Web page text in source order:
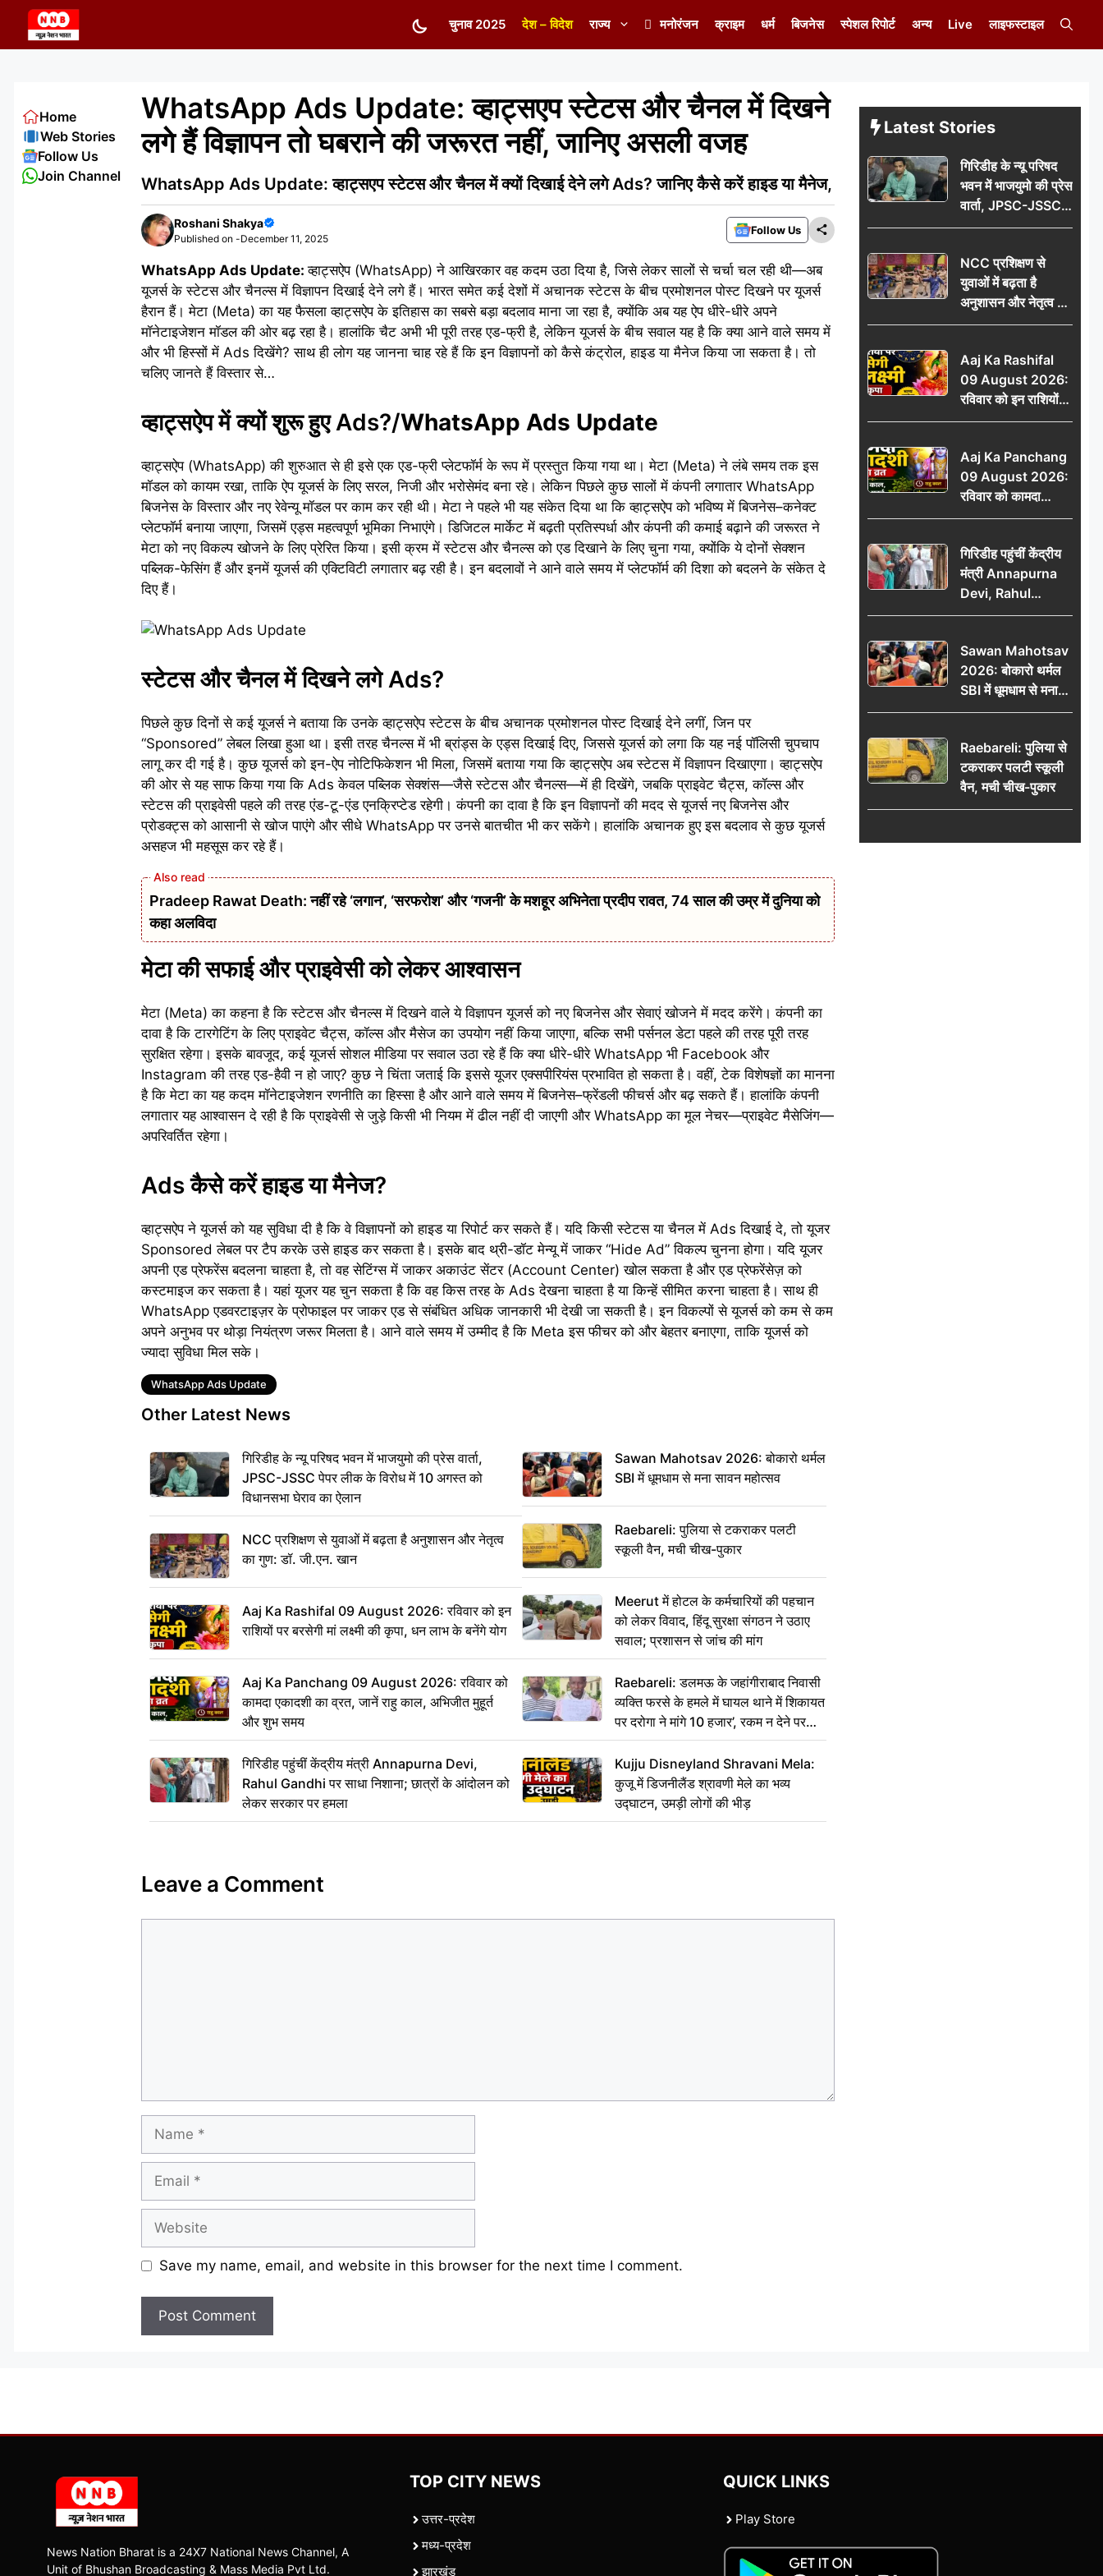
content
चुनाव 2025 देश – विदेश राज्य मनोरंजन क्राइम धर्म बिजनेस स्पेशल रिपोर्ट अन्य Live लाइफस्टाइल
WhatsApp Ads Update: व्हाट्सएप स्टेटस और चैनल में दिखने
लगे हैं विज्ञापन तो घबराने की जरूरत नहीं, जानिए असली वजह
WhatsApp Ads Update: व्हाट्सएप स्टेटस और चैनल में क्यों दिखाई देने लगे Ads? जानिए कैसे करें हाइड या मैनेज,
Roshani Shakya
Published on -December 11, 2025
Follow Us
WhatsApp Ads Update:व्हाट्सऐप (WhatsApp) ने आखिरकार वह कदम उठा दिया है, जिसे लेकर सालों से चर्चा चल रही थी—अब
यूजर्स के स्टेटस और चैनल्स में विज्ञापन दिखाई देने लगे हैं। भारत समेत कई देशों में अचानक स्टेटस के बीच प्रमोशनल पोस्ट दिखने पर यूजर्स
हैरान हैं। मेटा (Meta) का यह फैसला व्हाट्सऐप के इतिहास का सबसे बड़ा बदलाव माना जा रहा है, क्योंकि अब यह ऐप धीरे-धीरे अपने
मॉनेटाइजेशन मॉडल की ओर बढ़ रहा है। हालांकि चैट अभी भी पूरी तरह एड-फ्री है, लेकिन यूजर्स के बीच सवाल यह है कि क्या आने वाले समय में
और भी हिस्सों में Ads दिखेंगे? साथ ही लोग यह जानना चाह रहे हैं कि इन विज्ञापनों को कैसे कंट्रोल, हाइड या मैनेज किया जा सकता है। तो
चलिए जानते हैं विस्तार से…
व्हाट्सऐप में क्यों शुरू हुए Ads?/WhatsApp Ads Update
व्हाट्सऐप (WhatsApp) की शुरुआत से ही इसे एक एड-फ्री प्लेटफॉर्म के रूप में प्रस्तुत किया गया था। मेटा (Meta) ने लंबे समय तक इस
मॉडल को कायम रखा, ताकि ऐप यूजर्स के लिए सरल, निजी और भरोसेमंद बना रहे। लेकिन पिछले कुछ सालों में कंपनी लगातार WhatsApp
बिजनेस के विस्तार और नए रेवेन्यू मॉडल पर काम कर रही थी। मेटा ने पहले भी यह संकेत दिया था कि व्हाट्सऐप को भविष्य में बिजनेस–कनेक्ट
प्लेटफॉर्म बनाया जाएगा, जिसमें एड्स महत्वपूर्ण भूमिका निभाएंगे। डिजिटल मार्केट में बढ़ती प्रतिस्पर्धा और कंपनी की कमाई बढ़ाने की जरूरत ने
मेटा को नए विकल्प खोजने के लिए प्रेरित किया। इसी क्रम में स्टेटस और चैनल्स को एड दिखाने के लिए चुना गया, क्योंकि ये दोनों सेक्शन
पब्लिक-फेसिंग हैं और इनमें यूजर्स की एक्टिविटी लगातार बढ़ रही है। इन बदलावों ने आने वाले समय में प्लेटफॉर्म की दिशा को बदलने के संकेत दे
दिए हैं।
स्टेटस और चैनल में दिखने लगे Ads?
पिछले कुछ दिनों से कई यूजर्स ने बताया कि उनके व्हाट्सऐप स्टेटस के बीच अचानक प्रमोशनल पोस्ट दिखाई देने लगीं, जिन पर
“Sponsored” लेबल लिखा हुआ था। इसी तरह चैनल्स में भी ब्रांड्स के एड्स दिखाई दिए, जिससे यूजर्स को लगा कि यह नई पॉलिसी चुपचाप
लागू कर दी गई है। कुछ यूजर्स को इन-ऐप नोटिफिकेशन भी मिला, जिसमें बताया गया कि व्हाट्सऐप अब स्टेटस में विज्ञापन दिखाएगा। व्हाट्सऐप
की ओर से यह साफ किया गया कि Ads केवल पब्लिक सेक्शंस—जैसे स्टेटस और चैनल्स—में ही दिखेंगे, जबकि प्राइवेट चैट्स, कॉल्स और
स्टेटस की प्राइवेसी पहले की तरह एंड-टू-एंड एनक्रिप्टेड रहेगी। कंपनी का दावा है कि इन विज्ञापनों की मदद से यूजर्स नए बिजनेस और
प्रोडक्ट्स को आसानी से खोज पाएंगे और सीधे WhatsApp पर उनसे बातचीत भी कर सकेंगे। हालांकि अचानक हुए इस बदलाव से कुछ यूजर्स
असहज भी महसूस कर रहे हैं।
Pradeep Rawat Death: नहीं रहे ‘लगान’, ‘सरफरोश’ और ‘गजनी’ के मशहूर अभिनेता प्रदीप रावत, 74 साल की उम्र में दुनिया को
कहा अलविदा
मेटा की सफाई और प्राइवेसी को लेकर आश्वासन
मेटा (Meta) का कहना है कि स्टेटस और चैनल्स में दिखने वाले ये विज्ञापन यूजर्स को नए बिजनेस और सेवाएं खोजने में मदद करेंगे। कंपनी का
दावा है कि टारगेटिंग के लिए प्राइवेट चैट्स, कॉल्स और मैसेज का उपयोग नहीं किया जाएगा, बल्कि सभी पर्सनल डेटा पहले की तरह पूरी तरह
सुरक्षित रहेगा। इसके बावजूद, कई यूजर्स सोशल मीडिया पर सवाल उठा रहे हैं कि क्या धीरे-धीरे WhatsApp भी Facebook और
Instagram की तरह एड-हैवी न हो जाए? कुछ ने चिंता जताई कि इससे यूजर एक्सपीरियंस प्रभावित हो सकता है। वहीं, टेक विशेषज्ञों का मानना
है कि मेटा का यह कदम मॉनेटाइजेशन रणनीति का हिस्सा है और आने वाले समय में बिजनेस–फ्रेंडली फीचर्स और बढ़ सकते हैं। हालांकि कंपनी
लगातार यह आश्वासन दे रही है कि प्राइवेसी से जुड़े किसी भी नियम में ढील नहीं दी जाएगी और WhatsApp का मूल नेचर—प्राइवेट मैसेजिंग—
अपरिवर्तित रहेगा।
Ads कैसे करें हाइड या मैनेज?
व्हाट्सऐप ने यूजर्स को यह सुविधा दी है कि वे विज्ञापनों को हाइड या रिपोर्ट कर सकते हैं। यदि किसी स्टेटस या चैनल में Ads दिखाई दे, तो यूजर
Sponsored लेबल पर टैप करके उसे हाइड कर सकता है। इसके बाद थ्री-डॉट मेन्यू में जाकर “Hide Ad” विकल्प चुनना होगा। यदि यूजर
अपनी एड प्रेफरेंस बदलना चाहता है, तो वह सेटिंग्स में जाकर अकाउंट सेंटर (Account Center) खोल सकता है और एड प्रेफरेंसेज़ को
कस्टमाइज कर सकता है। यहां यूजर यह चुन सकता है कि वह किस तरह के Ads देखना चाहता है या किन्हें सीमित करना चाहता है। साथ ही
WhatsApp एडवरटाइज़र के प्रोफाइल पर जाकर एड से संबंधित अधिक जानकारी भी देखी जा सकती है। इन विकल्पों से यूजर्स को कम से कम
अपने अनुभव पर थोड़ा नियंत्रण जरूर मिलता है। आने वाले समय में उम्मीद है कि Meta इस फीचर को और बेहतर बनाएगा, ताकि यूजर्स को
ज्यादा सुविधा मिल सके।
Tags
WhatsApp Ads Update
Other Latest News
गिरिडीह के न्यू परिषद भवन में भाजयुमो की प्रेस वार्ता,
JPSC-JSSC पेपर लीक के विरोध में 10 अगस्त को
विधानसभा घेराव का ऐलान
NCC प्रशिक्षण से युवाओं में बढ़ता है अनुशासन और नेतृत्व
का गुण: डॉ. जी.एन. खान
Aaj Ka Rashifal 09 August 2026: रविवार को इन
राशियों पर बरसेगी मां लक्ष्मी की कृपा, धन लाभ के बनेंगे योग
Aaj Ka Panchang 09 August 2026: रविवार को
कामदा एकादशी का व्रत, जानें राहु काल, अभिजीत मुहूर्त
और शुभ समय
गिरिडीह पहुंचीं केंद्रीय मंत्री Annapurna Devi,
Rahul Gandhi पर साधा निशाना; छात्रों के आंदोलन को
लेकर सरकार पर हमला
Sawan Mahotsav 2026: बोकारो थर्मल
SBI में धूमधाम से मना सावन महोत्सव
Raebareli: पुलिया से टकराकर पलटी
स्कूली वैन, मची चीख-पुकार
Meerut में होटल के कर्मचारियों की पहचान
को लेकर विवाद, हिंदू सुरक्षा संगठन ने उठाए
सवाल; प्रशासन से जांच की मांग
Raebareli: डलमऊ के जहांगीराबाद निवासी
व्यक्ति फरसे के हमले में घायल थाने में शिकायत
पर दरोगा ने मांगे 10 हजार’, रकम न देने पर
कार्रवाई ठंडी!
Kujju Disneyland Shravani Mela:
कुजू में डिजनीलैंड श्रावणी मेले का भव्य
उद्घाटन, उमड़ी लोगों की भीड़
Leave a Comment
Save my name, email, and website in this browser for the next time I comment.
Home
Web Stories
Follow Us
Join Channel
Latest Stories
गिरिडीह के न्यू परिषद
भवन में भाजयुमो की प्रेस
वार्ता, JPSC-JSSC
पेपर लीक के विरोध में
विधानसभा घेराव का
ऐलान
NCC प्रशिक्षण से
युवाओं में बढ़ता है
अनुशासन और नेतृत्व का
गुण: डॉ. जी.एन. खान
Aaj Ka Rashifal
09 August 2026:
रविवार को इन राशियों
पर बरसेगी मां लक्ष्मी की
योग
Aaj Ka Panchang
09 August 2026:
रविवार को कामदा
एकादशी का व्रत, जानें
और शुभ समय
गिरिडीह पहुंचीं केंद्रीय
मंत्री Annapurna
Devi, Rahul
Gandhi पर साधा
आंदोलन को लेकर
सरकार पर हमला
Sawan Mahotsav
2026: बोकारो थर्मल
SBI में धूमधाम से मना
सावन महोत्सव
Raebareli: पुलिया से
टकराकर पलटी स्कूली
वैन, मची चीख-पुकार
News Nation Bharat is a 24X7 National News Channel, A
Unit of Bhushan Broadcasting & Mass Media Pvt Ltd.
TOP CITY NEWS
उत्तर-प्रदेश
मध्य-प्रदेश
झारखंड
QUICK LINKS
Play Store